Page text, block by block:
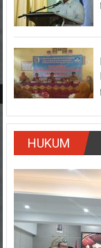
HUKUM